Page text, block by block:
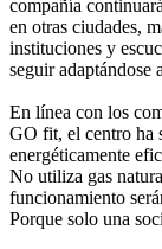
compañía
en otras ciudades,
instituciones y
seguir adaptándose
En línea con los
GO fit, el centro ha
energéticamente
No utiliza gas
funcionamiento
Porque solo una